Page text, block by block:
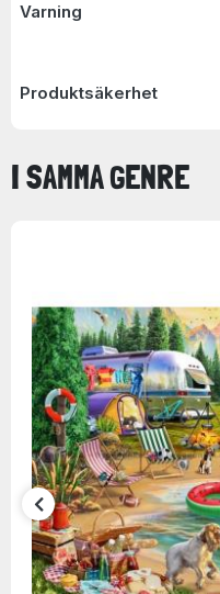
Varning
Produktsäkerhet
I SAMMA GENRE